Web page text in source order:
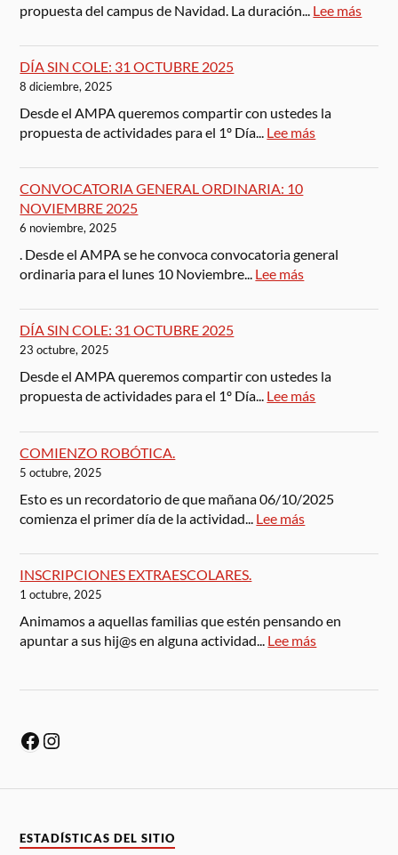
propuesta del campus de Navidad. La duración... Lee más
DÍA SIN COLE: 31 OCTUBRE 2025
8 diciembre, 2025
Desde el AMPA queremos compartir con ustedes la
propuesta de actividades para el 1º Día... Lee más
CONVOCATORIA GENERAL ORDINARIA: 10
NOVIEMBRE 2025
6 noviembre, 2025
. Desde el AMPA se he convoca convocatoria general
ordinaria para el lunes 10 Noviembre... Lee más
DÍA SIN COLE: 31 OCTUBRE 2025
23 octubre, 2025
Desde el AMPA queremos compartir con ustedes la
propuesta de actividades para el 1º Día... Lee más
COMIENZO ROBÓTICA.
5 octubre, 2025
Esto es un recordatorio de que mañana 06/10/2025
comienza el primer día de la actividad... Lee más
INSCRIPCIONES EXTRAESCOLARES.
1 octubre, 2025
Animamos a aquellas familias que estén pensando en
apuntar a sus hij@s en alguna actividad... Lee más
ESTADÍSTICAS DEL SITIO